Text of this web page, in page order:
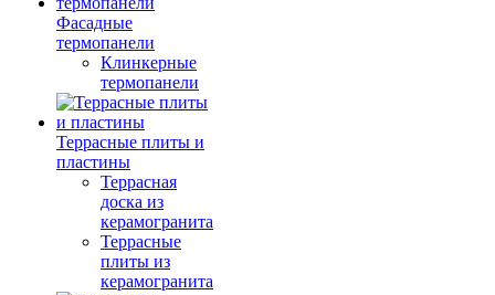
Фасадные
термопанели
Клинкерные
термопанели
Террасные плиты и
пластины
Террасная
доска из
керамогранита
Террасные
плиты из
керамогранита